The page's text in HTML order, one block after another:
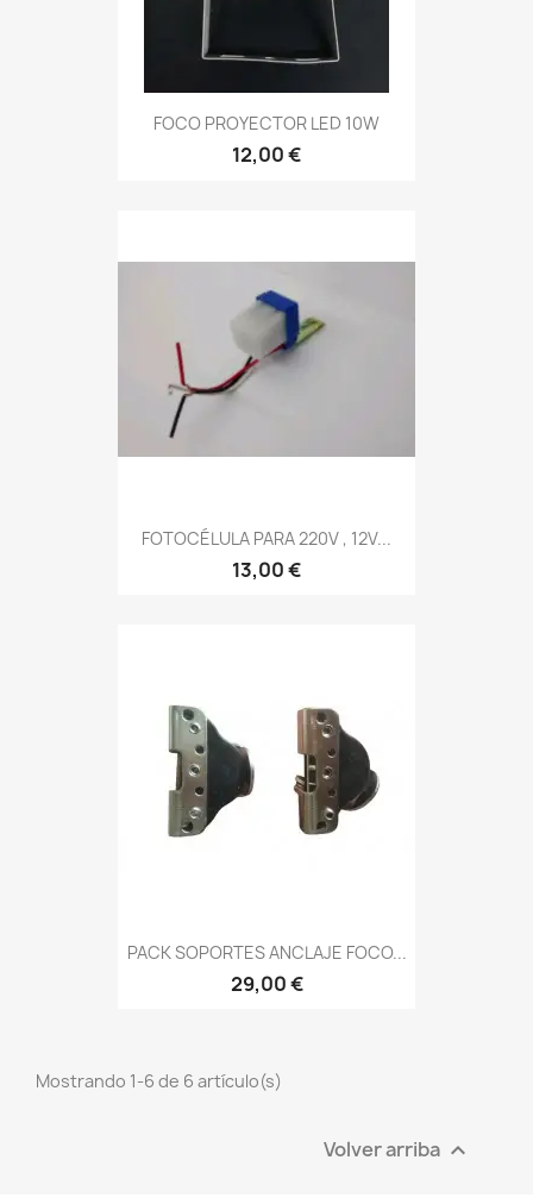
FOCO PROYECTOR LED 10W
12,00 €
FOTOCÉLULA PARA 220V , 12V...
13,00 €
PACK SOPORTES ANCLAJE FOCO...
29,00 €
Mostrando 1-6 de 6 artículo(s)
Volver arriba 